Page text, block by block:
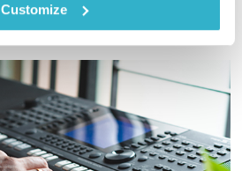
Customize